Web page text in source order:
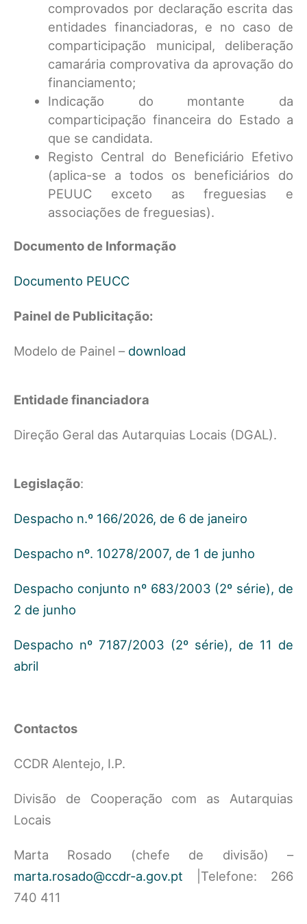
comprovados por declaração escrita das
entidades financiadoras, e no caso de
comparticipação municipal, deliberação
camarária comprovativa da aprovação do
financiamento;
Indicação do montante da
comparticipação financeira do Estado a
que se candidata.
Registo Central do Beneficiário Efetivo
(aplica-se a todos os beneficiários do
PEUUC exceto as freguesias e
associações de freguesias).
Documento de Informação
Documento PEUCC
Painel de Publicitação:
Modelo de Painel – download
Entidade financiadora
Direção Geral das Autarquias Locais (DGAL).
Legislação:
Despacho n.º 166/2026, de 6 de janeiro
Despacho nº. 10278/2007, de 1 de junho
Despacho conjunto nº 683/2003 (2º série), de
2 de junho
Despacho nº 7187/2003 (2º série), de 11 de
abril
Contactos
CCDR Alentejo, I.P.
Divisão de Cooperação com as Autarquias
Locais
Marta Rosado (chefe de divisão) –
marta.rosado@ccdr-a.gov.pt |Telefone: 266
740 411